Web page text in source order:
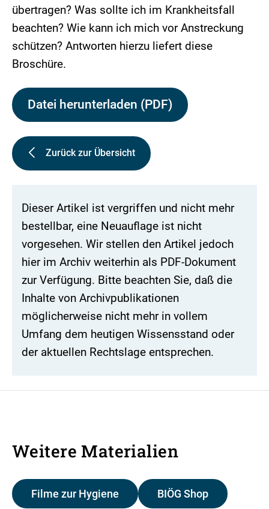
übertragen? Was sollte ich im Krankheitsfall
beachten? Wie kann ich mich vor Anstreckung
schützen? Antworten hierzu liefert diese
Broschüre.
Datei herunterladen (PDF)
Zurück zur Übersicht
Dieser Artikel ist vergriffen und nicht mehr
bestellbar, eine Neuauflage ist nicht
vorgesehen. Wir stellen den Artikel jedoch
hier im Archiv weiterhin als PDF-Dokument
zur Verfügung. Bitte beachten Sie, daß die
Inhalte von Archivpublikationen
möglicherweise nicht mehr in vollem
Umfang dem heutigen Wissensstand oder
der aktuellen Rechtslage entsprechen.
Weitere Materialien
Filme zur Hygiene BIÖG Shop